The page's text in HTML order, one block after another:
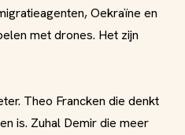
Oekraïne en
met drones. Het zijn
Theo Francken die denkt
is. Zuhal Demir die meer